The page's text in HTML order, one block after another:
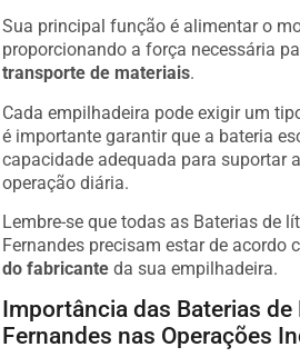
Sua principal função é alimentar o
proporcionando a força necessária
transporte de materiais.
Cada empilhadeira pode exigir um
é importante garantir que a bateria
capacidade adequada para suportar
operação diária.
Lembre-se que todas as Baterias de
Fernandes precisam estar de acordo
do fabricante da sua empilhadeira.
Importância das Baterias
Fernandes nas Operações